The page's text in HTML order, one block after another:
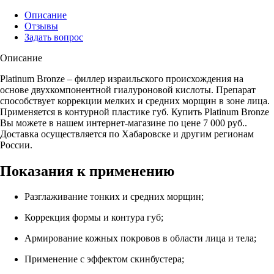
Описание
Отзывы
Задать вопрос
Описание
Platinum Bronze – филлер израильского происхождения на
основе двухкомпонентной гиалуроновой кислоты. Препарат
способствует коррекции мелких и средних морщин в зоне лица.
Применяется в контурной пластике губ. Купить Platinum Bronze
Вы можете в нашем интернет-магазине по цене 7 000 руб..
Доставка осуществляется по Хабаровске и другим регионам
России.
Показания к применению
Разглаживание тонких и средних морщин;
Коррекция формы и контура губ;
Армирование кожных покровов в области лица и тела;
Применение с эффектом скинбустера;